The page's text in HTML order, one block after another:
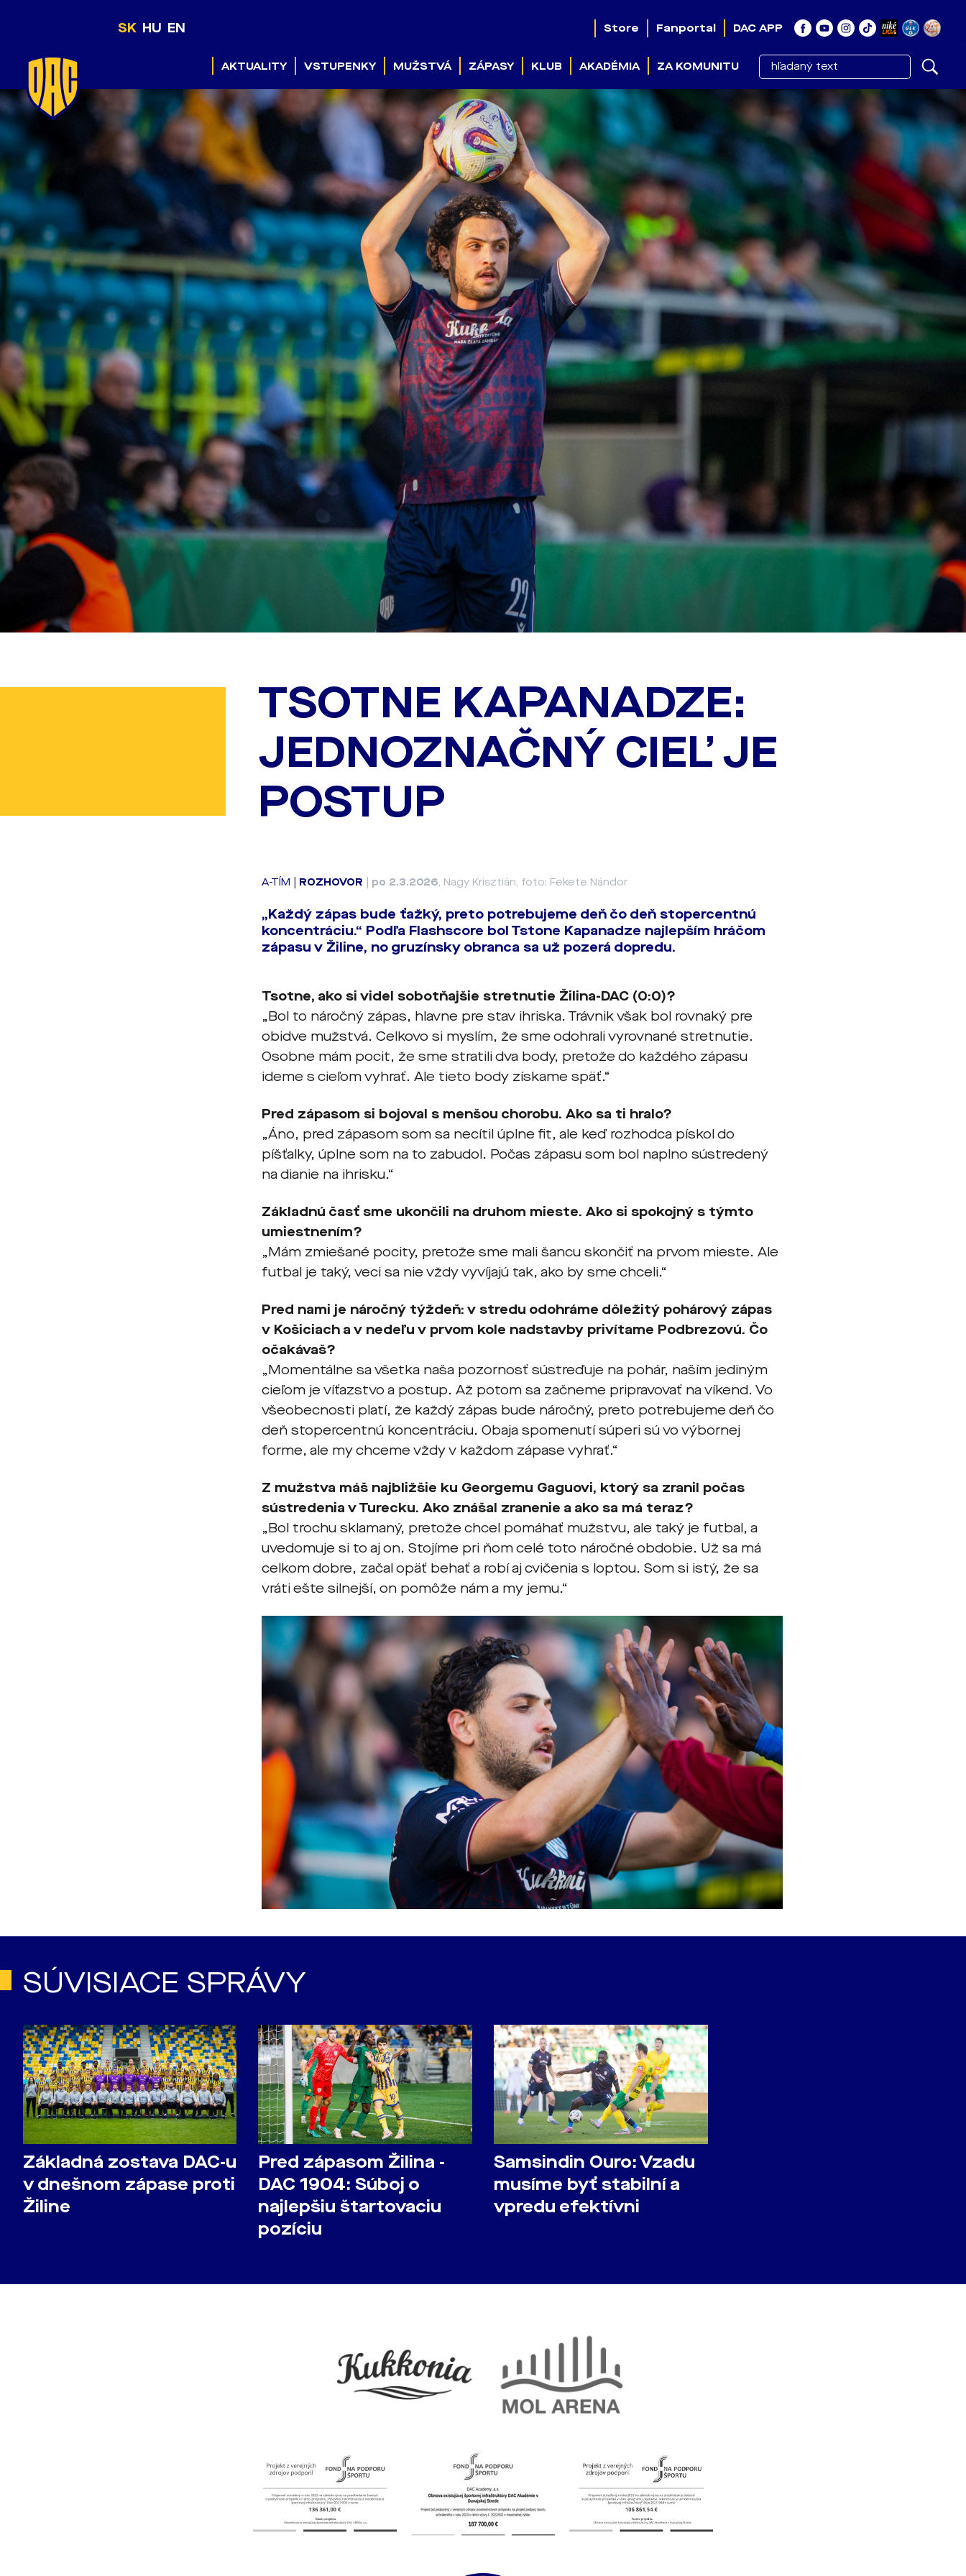
SK HU EN Store Fanportal DAC APP
AKTUALITY VSTUPENKY MUŽSTVÁ ZÁPASY KLUB AKADÉMIA ZA KOMUNITU
TSOTNE KAPANADZE:
JEDNOZNAČNÝ CIEĽ JE
POSTUP
A-TÍM ROZHOVOR po 2.3.2026, Nagy Krisztián, foto: Fekete Nándor
„Každý zápas bude ťažký, preto potrebujeme deň čo deň stopercentnú
koncentráciu.“ Podľa Flashscore bol Tstone Kapanadze najlepším hráčom
zápasu v Žiline, no gruzínsky obranca sa už pozerá dopredu.
Tsotne, ako si videl sobotňajšie stretnutie Žilina-DAC (0:0)?
„Bol to náročný zápas, hlavne pre stav ihriska. Trávnik však bol rovnaký pre
obidve mužstvá. Celkovo si myslím, že sme odohrali vyrovnané stretnutie.
Osobne mám pocit, že sme stratili dva body, pretože do každého zápasu
ideme s cieľom vyhrať. Ale tieto body získame späť.“
Pred zápasom si bojoval s menšou chorobu. Ako sa ti hralo?
„Áno, pred zápasom som sa necítil úplne fit, ale keď rozhodca pískol do
píšťalky, úplne som na to zabudol. Počas zápasu som bol naplno sústredený
na dianie na ihrisku.“
Základnú časť sme ukončili na druhom mieste. Ako si spokojný s týmto
umiestnením?
„Mám zmiešané pocity, pretože sme mali šancu skončiť na prvom mieste. Ale
futbal je taký, veci sa nie vždy vyvíjajú tak, ako by sme chceli.“
Pred nami je náročný týždeň: v stredu odohráme dôležitý pohárový zápas
v Košiciach a v nedeľu v prvom kole nadstavby privítame Podbrezovú. Čo
očakávaš?
„Momentálne sa všetka naša pozornosť sústreďuje na pohár, naším jediným
cieľom je víťazstvo a postup. Až potom sa začneme pripravovať na víkend. Vo
všeobecnosti platí, že každý zápas bude náročný, preto potrebujeme deň čo
deň stopercentnú koncentráciu. Obaja spomenutí súperi sú vo výbornej
forme, ale my chceme vždy v každom zápase vyhrať.“
Z mužstva máš najbližšie ku Georgemu Gaguovi, ktorý sa zranil počas
sústredenia v Turecku. Ako znášal zranenie a ako sa má teraz?
„Bol trochu sklamaný, pretože chcel pomáhať mužstvu, ale taký je futbal, a
uvedomuje si to aj on. Stojíme pri ňom celé toto náročné obdobie. Už sa má
celkom dobre, začal opäť behať a robí aj cvičenia s loptou. Som si istý, že sa
vráti ešte silnejší, on pomôže nám a my jemu.“
SÚVISIACE SPRÁVY
Základná zostava DAC-u
v dnešnom zápase proti
Žiline
Pred zápasom Žilina -
DAC 1904: Súboj o
najlepšiu štartovaciu
pozíciu
Samsindin Ouro: Vzadu
musíme byť stabilní a
vpredu efektívni